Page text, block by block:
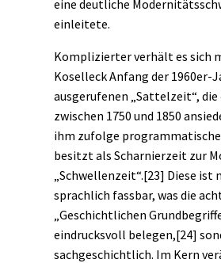
eine deutliche
einleitete.
Komplizierter verhält es sich
Koselleck Anfang der 1960er-
ausgerufenen „Sattelzeit“, die
zwischen 1750 und 1850
ihm zufolge
besitzt als Scharnierzeit zur
„Schwellenzeit“.[23] Diese ist
sprachlich fassbar, was die
„Geschichtlichen
eindrucksvoll belegen,[24]
sachgeschichtlich. Im Kern